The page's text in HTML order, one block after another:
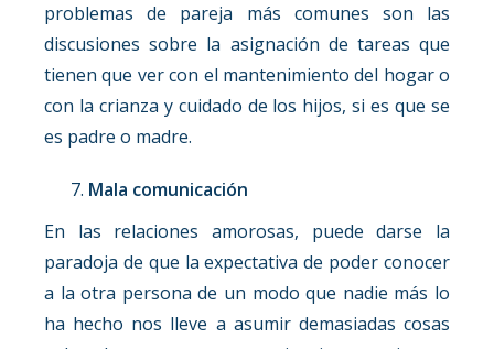
problemas de pareja más comunes son las
discusiones sobre la asignación de tareas que
tienen que ver con el mantenimiento del hogar o
con la crianza y cuidado de los hijos, si es que se
es padre o madre.
Mala comunicación
En las relaciones amorosas, puede darse la
paradoja de que la expectativa de poder conocer
a la otra persona de un modo que nadie más lo
ha hecho nos lleve a asumir demasiadas cosas